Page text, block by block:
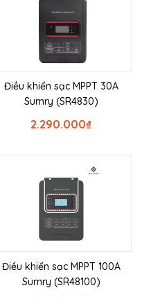
Điều khiển sạc MPPT 30A
Sumry (SR4830)
₫
2.290.000
Điều khiển sạc MPPT 100A
Sumry (SR48100)